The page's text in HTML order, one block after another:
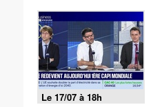
Le 17/07 à 18h